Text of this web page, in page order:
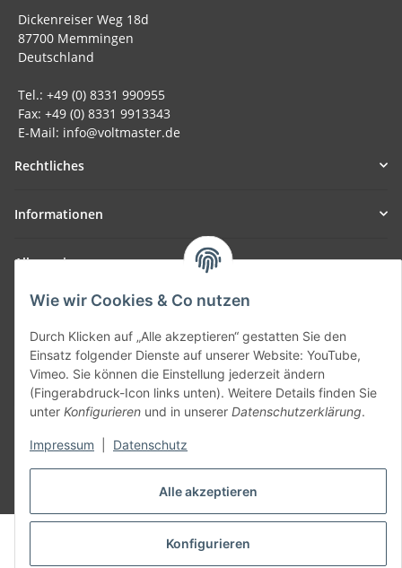
Alle akzeptieren
Konfigurieren
Wie wir Cookies & Co nutzen
Durch Klicken auf „Alle akzeptieren“ gestatten Sie den
Einsatz folgender Dienste auf unserer Website: YouTube,
Vimeo. Sie können die Einstellung jederzeit ändern
(Fingerabdruck-Icon links unten). Weitere Details finden Sie
unter Konfigurieren und in unserer Datenschutzerklärung.
Impressum Datenschutz
Dickenreiser Weg 18d
87700 Memmingen
Deutschland
Tel.: +49 (0) 8331 990955
Fax: +49 (0) 8331 9913343
E-Mail: info@voltmaster.de
Rechtliches
Informationen
Allgemein
Teil unseres Netzwerks:
SmoliTec - Safety. Simplified. Worldwide. ( B2B Shop )
Vertrag widerrufen
* Alle Preise inkl. gesetzlicher USt., zzgl.Versand
© voltmaster.de
Powered byJTL-Shop